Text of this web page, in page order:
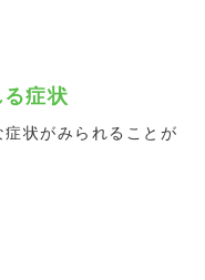
症状
状がみられることが